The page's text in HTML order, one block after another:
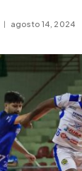
agosto 14, 2024